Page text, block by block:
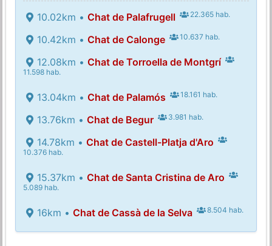
10.02km • Chat de Palafrugell 22.365 hab.
10.42km • Chat de Calonge 10.637 hab.
12.08km • Chat de Torroella de Montgrí
11.598 hab.
13.04km • Chat de Palamós 18.161 hab.
13.76km • Chat de Begur 3.981 hab.
14.78km • Chat de Castell-Platja d'Aro
10.376 hab.
15.37km • Chat de Santa Cristina de Aro
5.089 hab.
16km • Chat de Cassà de la Selva 8.504 hab.